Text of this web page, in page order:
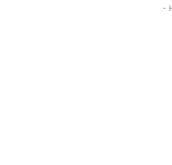
-